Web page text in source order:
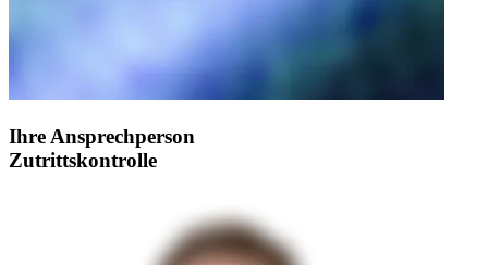
Ihre Ansprechperson
Zutrittskontrolle